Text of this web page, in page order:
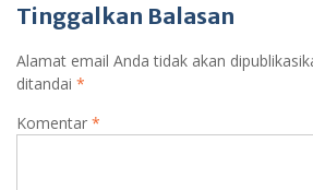
Tinggalkan Balasan
Alamat email Anda tidak akan
ditandai *
Komentar *